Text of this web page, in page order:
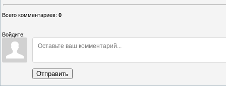
Всего комментариев: 0
Войдите:
Отправить